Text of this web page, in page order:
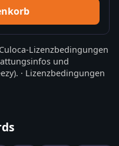
Culoca-Lizenzbedingungen
und
· Lizenzbedingungen